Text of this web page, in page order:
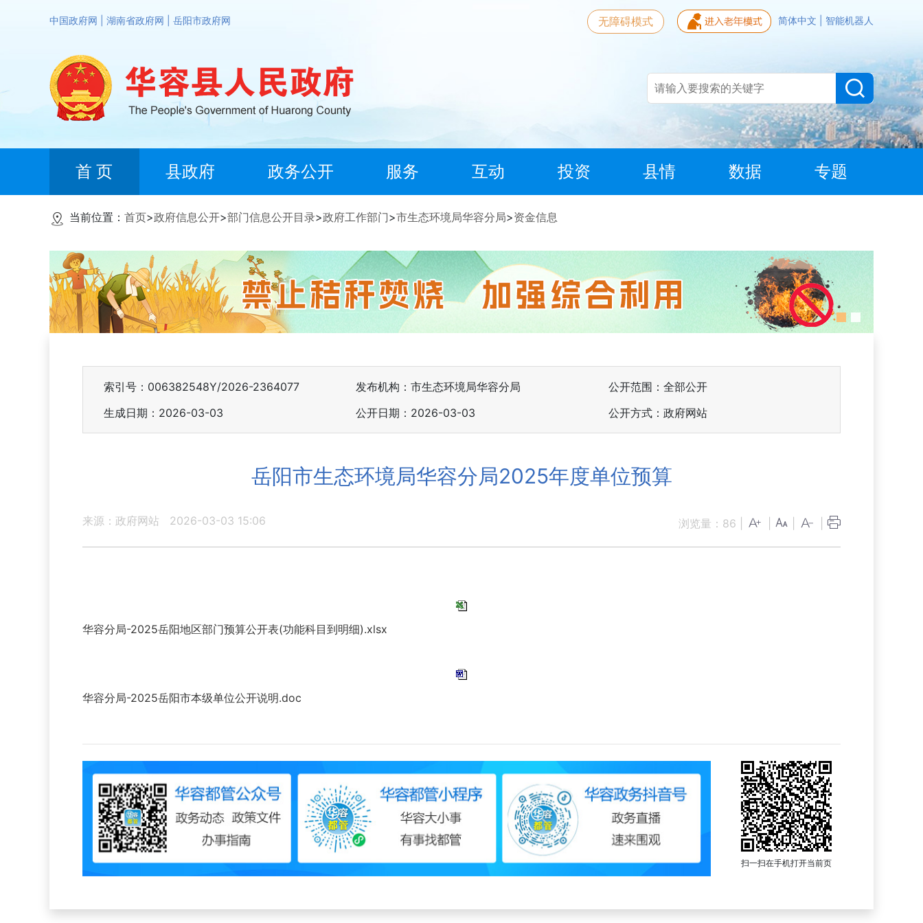
中国政府网 湖南省政府网 岳阳市政府网 简体中文 智能机器人
无障碍模式
首 页 县政府 政务公开 服务 互动 投资 县情 数据 专题
当前位置： 首页>政府信息公开>部门信息公开目录>政府工作部门>市生态环境局华容分局>资金信息
索引号：006382548Y/2026-2364077 发布机构：市生态环境局华容分局
公开范围：全部公开
生成日期：2026-03-03
公开日期：2026-03-03 公开方式：政府网站
岳阳市生态环境局华容分局2025年度单位预算
来源：政府网站 2026-03-03 15:06 浏览量： 86
华容分局-2025岳阳地区部门预算公开表(功能科目到明细).xlsx
华容分局-2025岳阳市本级单位公开说明.doc
扫一扫在手机打开当前页